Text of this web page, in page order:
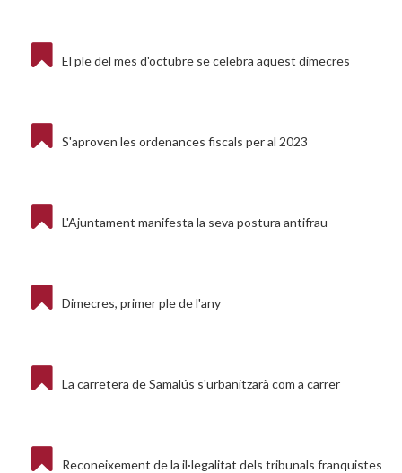
El ple del mes d'octubre se celebra aquest dimecres
S'aproven les ordenances fiscals per al 2023
L'Ajuntament manifesta la seva postura antifrau
Dimecres, primer ple de l'any
La carretera de Samalús s'urbanitzarà com a carrer
Reconeixement de la il·legalitat dels tribunals franquistes